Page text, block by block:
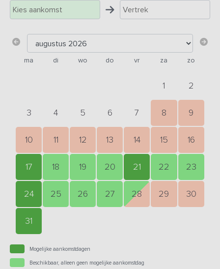
ma di wo do vr za zo
1 2
3 4 5 6 7 8 9
10 11 12 13 14 15 16
17 18 19 20 21 22 23
24 25 26 27 28 29 30
31
Mogelijke aankomstdagen
Beschikbaar, alleen geen mogelijke aankomstdag